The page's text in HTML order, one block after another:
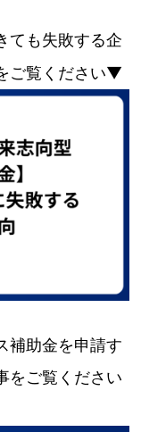
ても失敗する企
ご覧ください▼
補助金を申請す
をご覧ください